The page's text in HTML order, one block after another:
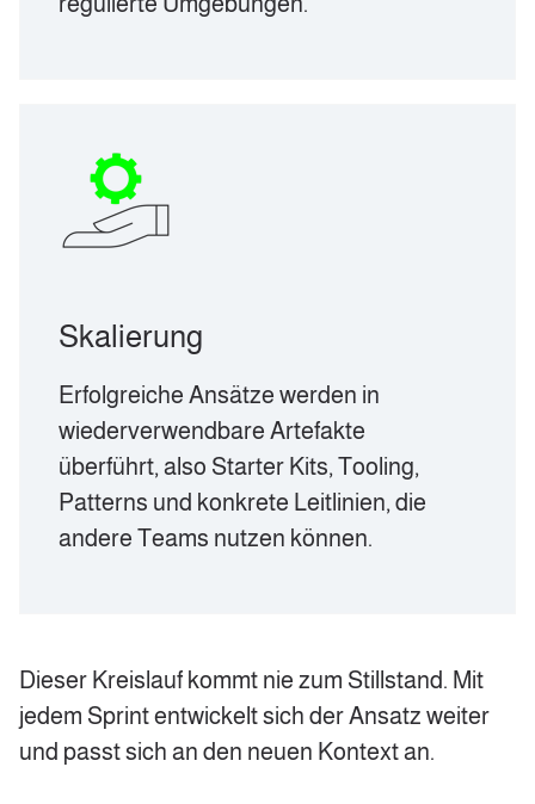
Skalierung
Erfolgreiche Ansätze werden in
wiederverwendbare Artefakte
überführt, also Starter Kits, Tooling,
Patterns und konkrete Leitlinien, die
andere Teams nutzen können.
Dieser Kreislauf kommt nie zum Stillstand. Mit
jedem Sprint entwickelt sich der Ansatz weiter
und passt sich an den neuen Kontext an.